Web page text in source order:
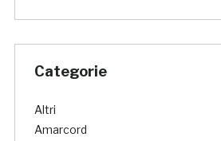
Categorie
Altri
Amarcord